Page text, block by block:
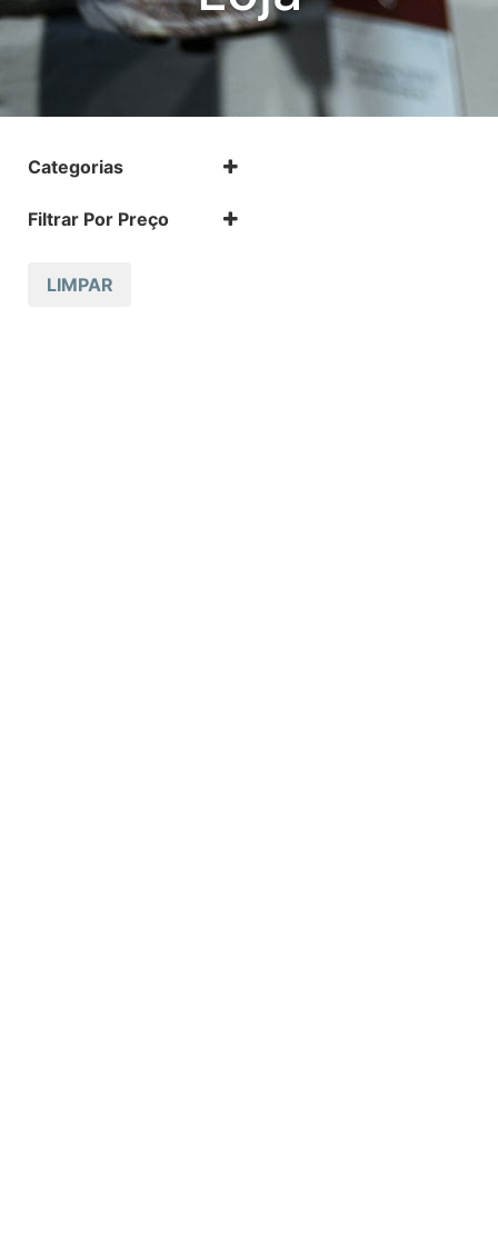
Categorias
Revólveres .357
Filtrar Por Preço
LIMPAR